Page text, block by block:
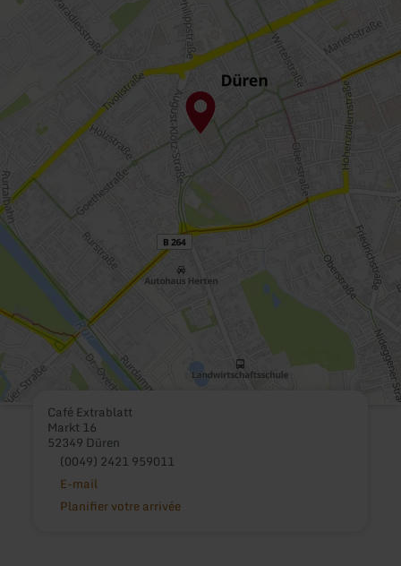
Café Extrablatt
Markt 16
52349 Düren
(0049) 2421 959011
E-mail
Planifier votre arrivée